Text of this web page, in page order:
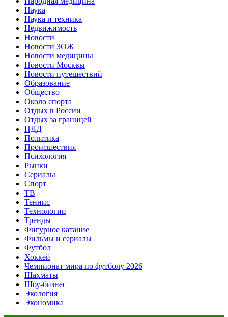
Наука
Наука и техника
Недвижимость
Новости
Новости ЗОЖ
Новости медицины
Новости Москвы
Новости путешествий
Образование
Общество
Около спорта
Отдых в России
Отдых за границей
ПДД
Политика
Происшествия
Психология
Рынки
Сериалы
Спорт
ТВ
Теннис
Технологии
Тренды
Фигурное катание
Фильмы и сериалы
Футбол
Хоккей
Чемпионат мира по футболу 2026
Шахматы
Шоу-бизнес
Экология
Экономика